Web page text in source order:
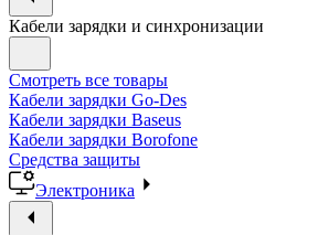
Кабели зарядки и синхронизации
Смотреть все товары
Кабели зарядки Go-Des
Кабели зарядки Baseus
Кабели зарядки Borofone
Средства защиты
Электроника